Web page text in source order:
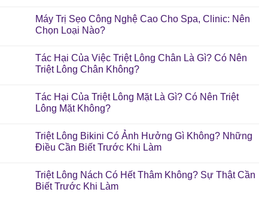
Máy Trị Sẹo Công Nghệ Cao Cho Spa, Clinic: Nên
Chọn Loại Nào?
Tác Hại Của Việc Triệt Lông Chân Là Gì? Có Nên
Triệt Lông Chân Không?
Tác Hại Của Triệt Lông Mặt Là Gì? Có Nên Triệt
Lông Mặt Không?
Triệt Lông Bikini Có Ảnh Hưởng Gì Không? Những
Điều Cần Biết Trước Khi Làm
Triệt Lông Nách Có Hết Thâm Không? Sự Thật Cần
Biết Trước Khi Làm